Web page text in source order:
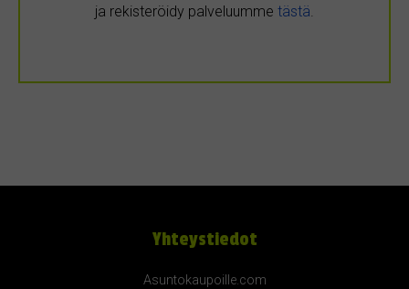
ja rekisteröidy palveluumme tästä.
Yhteystiedot
Asuntokaupoille.com